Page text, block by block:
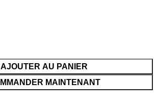
AJOUTER AU PANIER
MAINTENANT